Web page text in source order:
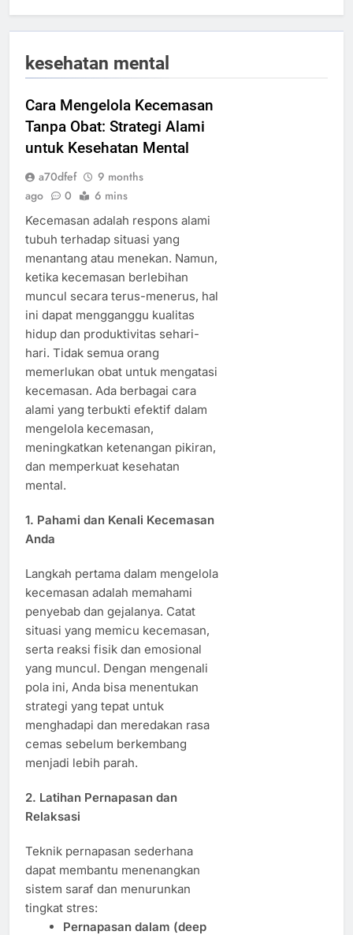
kesehatan mental
Cara Mengelola Kecemasan
Tanpa Obat: Strategi Alami
untuk Kesehatan Mental
a70dfef
9 months
ago
0 6 mins
Kecemasan adalah respons alami
tubuh terhadap situasi yang
menantang atau menekan. Namun,
ketika kecemasan berlebihan
muncul secara terus-menerus, hal
ini dapat mengganggu kualitas
hidup dan produktivitas sehari-
hari. Tidak semua orang
memerlukan obat untuk mengatasi
kecemasan. Ada berbagai cara
alami yang terbukti efektif dalam
mengelola kecemasan,
meningkatkan ketenangan pikiran,
dan memperkuat kesehatan
mental.
1. Pahami dan Kenali Kecemasan
Anda
Langkah pertama dalam mengelola
kecemasan adalah memahami
penyebab dan gejalanya. Catat
situasi yang memicu kecemasan,
serta reaksi fisik dan emosional
yang muncul. Dengan mengenali
pola ini, Anda bisa menentukan
strategi yang tepat untuk
menghadapi dan meredakan rasa
cemas sebelum berkembang
menjadi lebih parah.
2. Latihan Pernapasan dan
Relaksasi
Teknik pernapasan sederhana
dapat membantu menenangkan
sistem saraf dan menurunkan
tingkat stres:
Pernapasan dalam (deep